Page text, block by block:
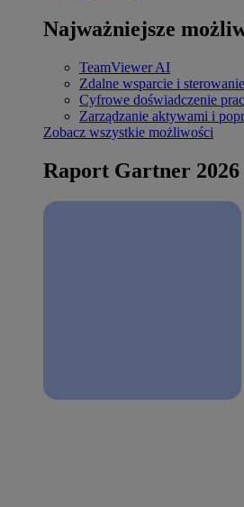
Najważniejsze
TeamViewer AI
Zdalne wsparcie i sterowanie
Cyfrowe doświadczenie
Zarządzanie aktywami i
Zobacz wszystkie możliwości
Raport Gartner 2026